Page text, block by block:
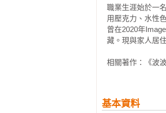
職業生涯始於一
用壓克力、水性
曾在2020年
藏。現與家人居
相關著作：《波
基本資料